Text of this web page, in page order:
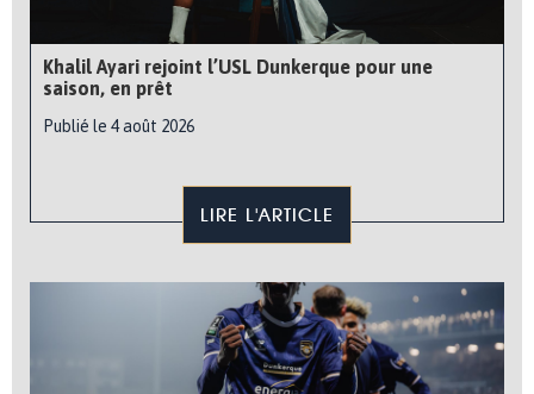
Khalil Ayari rejoint l’USL Dunkerque pour une
saison, en prêt
Publié le 4 août 2026
LIRE L'ARTICLE